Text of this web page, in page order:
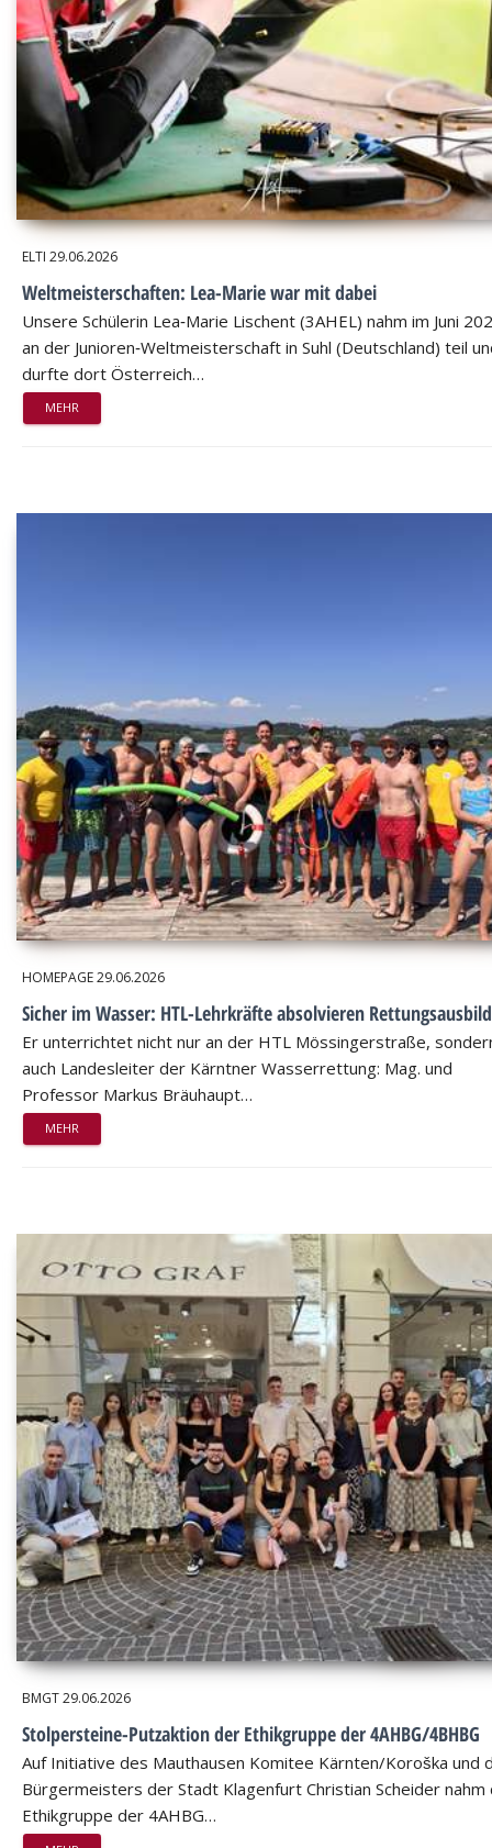
ELTI 29.06.2026
Weltmeisterschaften: Lea-Marie war mit dabei
Unsere Schülerin Lea‑Marie Lischent (3AHEL) nahm im Juni
an der Junioren‑Weltmeisterschaft in Suhl (Deutschland) teil
durfte dort Österreich…
MEHR
HOMEPAGE29.06.2026
Sicher im Wasser: HTL-Lehrkräfte absolvieren
Er unterrichtet nicht nur an der HTL Mössingerstraße,
auch Landesleiter der Kärntner Wasserrettung: Mag. und
Professor Markus Bräuhaupt…
MEHR
BMGT29.06.2026
Stolpersteine-Putzaktion der Ethikgruppe der 4AHBG/4BHBG
Auf Initiative des Mauthausen Komitee Kärnten/Koroška und
Bürgermeisters der Stadt Klagenfurt Christian Scheider nahm
Ethikgruppe der 4AHBG…